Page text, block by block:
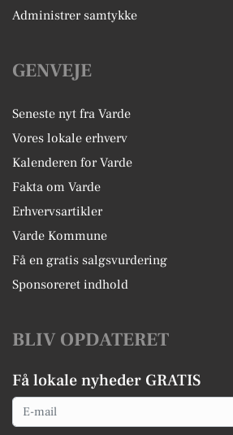
Administrer samtykke
GENVEJE
Seneste nyt fra Varde
Vores lokale erhverv
Kalenderen for Varde
Fakta om Varde
Erhvervsartikler
Varde Kommune
Få en gratis salgsvurdering
Sponsoreret indhold
BLIV OPDATERET
Få lokale nyheder GRATIS
Email